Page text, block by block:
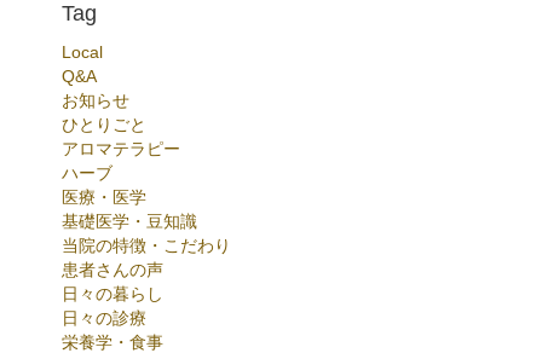
Tag
Local
Q&A
お知らせ
ひとりごと
アロマテラピー
ハーブ
医療・医学
基礎医学・豆知識
当院の特徴・こだわり
患者さんの声
日々の暮らし
日々の診療
栄養学・食事